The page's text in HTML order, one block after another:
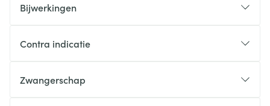
Bijwerkingen
Contra indicatie
Zwangerschap